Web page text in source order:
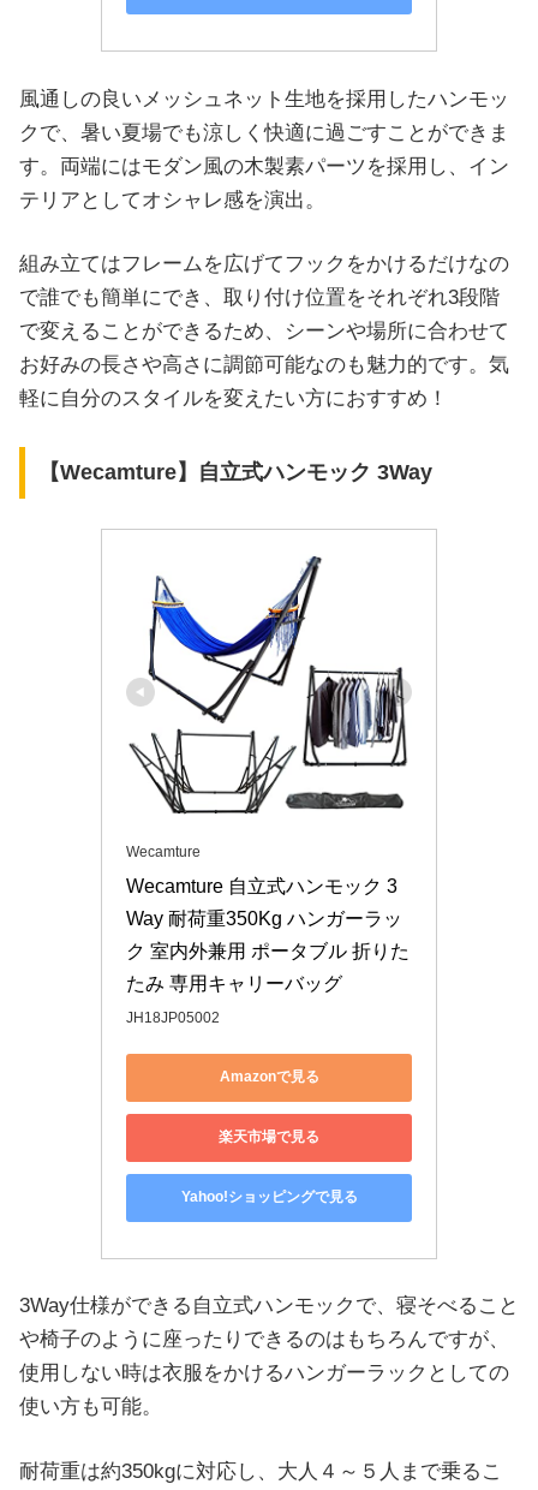
風通しの良いメッシュネット生地を採用したハンモッ
クで、暑い夏場でも涼しく快適に過ごすことができま
す。両端にはモダン風の木製素パーツを採用し、イン
テリアとしてオシャレ感を演出。
組み立てはフレームを広げてフックをかけるだけなの
で誰でも簡単にでき、取り付け位置をそれぞれ3段階
で変えることができるため、シーンや場所に合わせて
お好みの長さや高さに調節可能なのも魅力的です。気
軽に自分のスタイルを変えたい方におすすめ！
【Wecamture】自立式ハンモック 3Way
Wecamture
Wecamture 自立式ハンモック 3
Way 耐荷重350Kg ハンガーラッ
ク 室内外兼用 ポータブル 折りた
たみ 専用キャリーバッグ
JH18JP05002
Amazonで見る
楽天市場で見る
Yahoo!ショッピングで見る
3Way仕様ができる自立式ハンモックで、寝そべること
や椅子のように座ったりできるのはもちろんですが、
使用しない時は衣服をかけるハンガーラックとしての
使い方も可能。
耐荷重は約350kgに対応し、大人４～５人まで乗るこ